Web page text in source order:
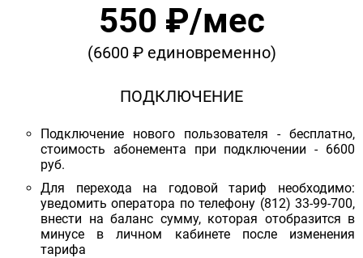
550 ₽/мес
(6600 ₽ единовременно)
ПОДКЛЮЧЕНИЕ
Подключение нового пользователя - бесплатно,
стоимость абонемента при подключении - 6600
руб.
Для перехода на годовой тариф необходимо:
уведомить оператора по телефону (812) 33-99-700,
внести на баланс сумму, которая отобразится в
минусе в личном кабинете после изменения
тарифа